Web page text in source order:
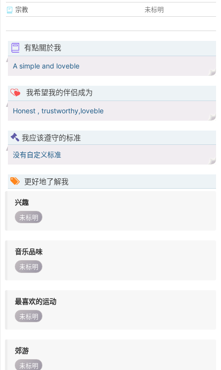
宗教
未标明
有點關於我
A simple and loveble
我希望我的伴侣成为
Honest , trustworthy,loveble
我应该遵守的标准
没有自定义标准
更好地了解我
兴趣
未标明
音乐品味
未标明
最喜欢的运动
未标明
郊游
未标明